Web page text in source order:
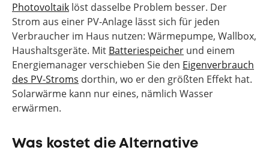
Photovoltaik löst dasselbe Problem besser. Der
Strom aus einer PV-Anlage lässt sich für jeden
Verbraucher im Haus nutzen: Wärmepumpe, Wallbox,
Haushaltsgeräte. Mit Batteriespeicher und einem
Energiemanager verschieben Sie den Eigenverbrauch
des PV-Stroms dorthin, wo er den größten Effekt hat.
Solarwärme kann nur eines, nämlich Wasser
erwärmen.
Was kostet die Alternative